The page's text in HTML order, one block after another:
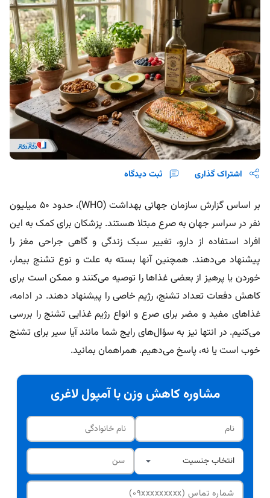
اشتراک گذاری ثبت دیدگاه
بر اساس گزارش سازمان جهانی بهداشت (WHO)، حدود ۵۰ میلیون
نفر در سراسر جهان به صرع مبتلا هستند. پزشکان برای کمک به این
افراد استفاده از دارو، تغییر سبک زندگی و گاهی جراحی مغز را
پیشنهاد می‌دهند. همچنین آنها بسته به علت و نوع تشنج بیمار،
خوردن یا پرهیز از بعضی غذاها را توصیه می‌کنند و ممکن است برای
کاهش دفعات تعداد تشنج، رژیم خاصی را پیشنهاد دهند. در ادامه،
غذاهای مفید و مضر برای صرع و انواع رژیم غذایی تشنج را بررسی
می‌کنیم. در انتها نیز به سؤال‌های رایج شما مانند آیا سیر برای تشنج
خوب است یا نه، پاسخ می‌دهیم. همراهمان بمانید.
مشاوره کاهش وزن با آمپول لاغری